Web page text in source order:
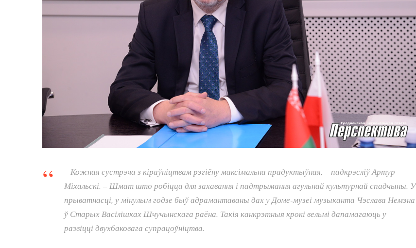
– Кожная сустрэча з кіраўніцтвам рэгіёну максімальна прадуктыўная, – падкрэсліў Артур
Міхальскі. – Шмат што робіцца для захавання і падтрымання агульнай культурнай спадчыны. У
прыватнасці, у мінулым годзе быў адрамантаваны дах у Доме-музеі музыканта Чэслава Немэна
ў Старых Васілішках Шчучынскага раёна. Такія канкрэтныя крокі вельмі дапамагаюць у
развіцці двухбаковага супрацоўніцтва.